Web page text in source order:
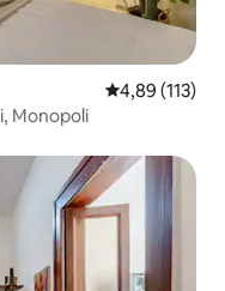
4,89 de uma
4,89 (113)
Monopoli